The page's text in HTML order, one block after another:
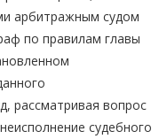
арбитражным судом
по правилам главы
рассматривая вопрос
судебного